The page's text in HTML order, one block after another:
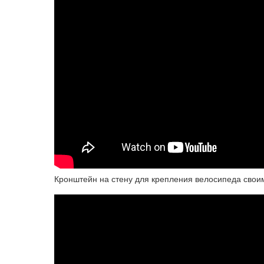
Кронштейн на стену для крепления велосипеда